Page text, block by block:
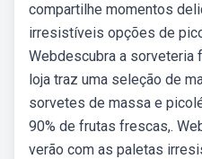
compartilhe momentos
irresistíveis opções de
Webdescubra a
loja traz uma seleção de
sorvetes de massa e
90% de frutas frescas,.
verão com as paletas